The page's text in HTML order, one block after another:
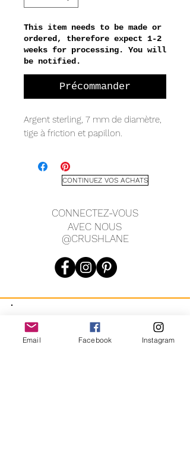
This item needs to be made or
ordered, therefore expect 1-2
weeks for processing. You will
be notified.
Précommander
Argent sterling, 7 mm de diamètre,
tige à friction et papillon.
CONTINUEZ VOS ACHATS
CONNECTEZ-VOUS
AVEC NOUS
@CRUSHLANE
JOIN OUR MAILING LIST
Email Facebook Instagram